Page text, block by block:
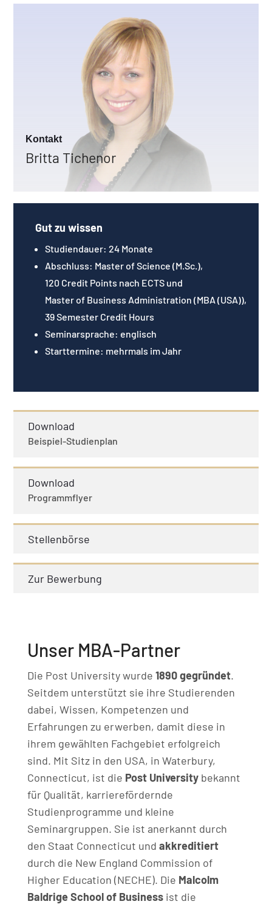
Britta Tichenor
Application Management
E-Mail: Bewerbung@steinbeis-
Telefon: +49 70 32 – 229 93 – 99
Kontakt
Gut zu wissen
Studiendauer: 24 Monate
Abschluss: Master of Science (M.Sc.),
120 Credit Points nach ECTS und
Master of Business Administration (MBA (USA)),
39 Semester Credit Hours
Seminarsprache: englisch
Starttermine: mehrmals im Jahr
Download
Beispiel-Studienplan
Download
Programmflyer
Stellenbörse
Zur Bewerbung
Unser MBA-Partner
Die Post University wurde 1890 gegründet.
Seitdem unterstützt sie ihre Studierenden
dabei, Wissen, Kompetenzen und
Erfahrungen zu erwerben, damit diese in
ihrem gewählten Fachgebiet erfolgreich
sind. Mit Sitz in den USA, in Waterbury,
Connecticut, ist die Post Universitybekannt
für Qualität, karrierefördernde
Studienprogramme und kleine
Seminargruppen. Sie ist anerkannt durch
den Staat Connecticut und akkreditiert
durch die New England Commission of
Higher Education​ (NECHE). Die Malcolm
Baldrige School of Businessist die